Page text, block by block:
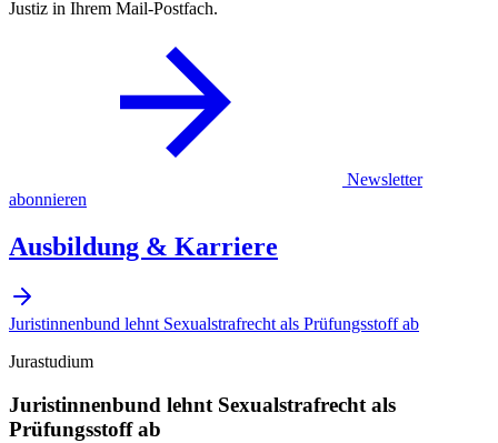
Justiz in Ihrem Mail-Postfach.
Newsletter
abonnieren
Ausbildung & Karriere
Juristinnenbund lehnt Sexualstrafrecht als Prüfungsstoff ab
Jurastudium
Juristinnenbund lehnt Sexualstrafrecht als
Prüfungsstoff ab